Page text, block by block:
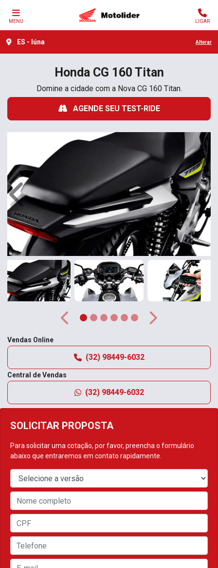
MENU LIGAR
ES - Iúna Alterar
HondaCG 160 Titan
Domine a cidade com a Nova CG 160 Titan.
AGENDE SEU TEST-RIDE
SOLICITAR PROPOSTA
Para solicitar uma cotação, por favor, preencha o formulário
abaixo que entraremos em contato rapidamente.
Anterior
Anterior Próximo
Vendas Online
(32) 98449-6032
Central de Vendas
(32) 98449-6032